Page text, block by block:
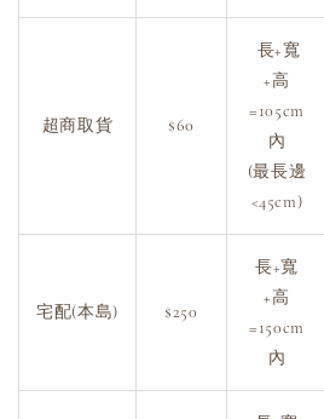
超商取貨 $60
長+寬
+高
=105cm
內
(最長邊
<45cm)
宅配(本島) $250
長+寬
+高
=150cm
內